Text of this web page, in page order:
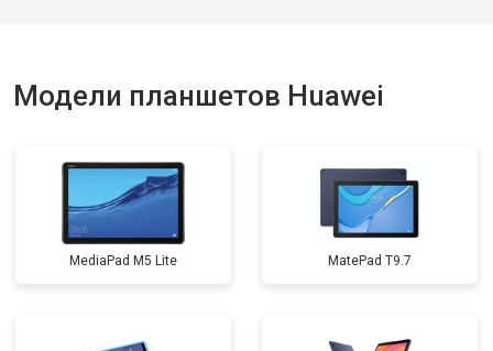
Модели планшетов Huawei
MediaPad M5 Lite MatePad T9.7